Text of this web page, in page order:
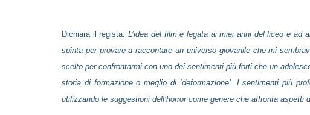
Dichiara il regista:L’idea del film è legata ai miei anni del liceo e ad
spinta per provare a raccontare un universo giovanile che mi
scelto per confrontarmi con uno dei sentimenti più forti che un
storia di formazione o meglio di ‘deformazione’. I sentimenti più
utilizzando le suggestioni dell’horror come genere che affronta aspetti